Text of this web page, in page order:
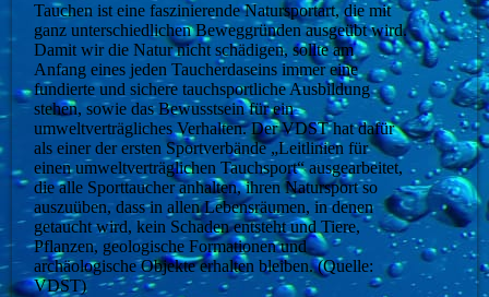
Tauchen ist eine faszinierende Natursportart, die mit
ganz unterschiedlichen Beweggründen ausgeübt wird.
Damit wir die Natur nicht schädigen, sollte am
Anfang eines jeden Taucherdaseins immer eine
fundierte und sichere tauchsportliche Ausbildung
stehen, sowie das Bewusstsein für ein
umweltverträgliches Verhalten. Der VDST hat dafür
als einer der ersten Sportverbände „Leitlinien für
einen umweltverträglichen Tauchsport“ ausgearbeitet,
die alle Sporttaucher anhalten, ihren Natursport so
auszuüben, dass in allen Lebensräumen, in denen
getaucht wird, kein Schaden entsteht und Tiere,
Pflanzen, geologische Formationen und
archäologische Objekte erhalten bleiben. (Quelle:
VDST)